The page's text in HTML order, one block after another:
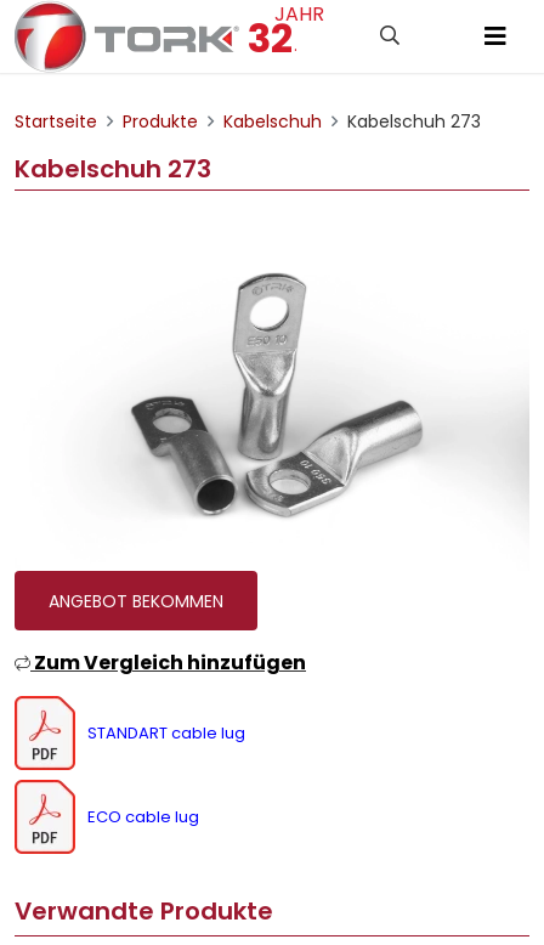
32.
JAHR
Startseite Produkte Kabelschuh Kabelschuh 273
Kabelschuh 273
ANGEBOT BEKOMMEN
Zum Vergleich hinzufügen
STANDART cable lug
ECO cable lug
Verwandte Produkte